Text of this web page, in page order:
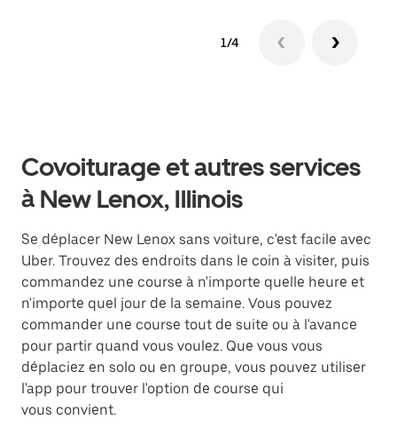
1/4
Covoiturage et autres services
à New Lenox, Illinois
Se déplacer New Lenox sans voiture, c'est facile avec
Uber. Trouvez des endroits dans le coin à visiter, puis
commandez une course à n'importe quelle heure et
n'importe quel jour de la semaine. Vous pouvez
commander une course tout de suite ou à l'avance
pour partir quand vous voulez. Que vous vous
déplaciez en solo ou en groupe, vous pouvez utiliser
l'app pour trouver l'option de course qui
vous convient.